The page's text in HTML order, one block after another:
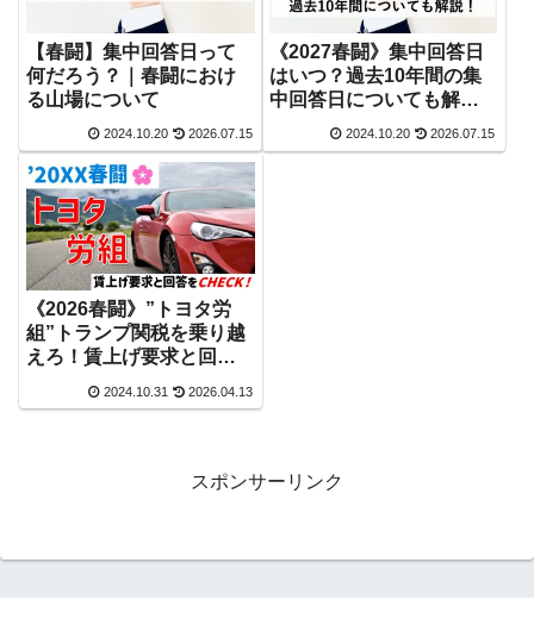
【春闘】集中回答日って
何だろう？｜春闘におけ
る山場について
2024.10.20 2026.07.15
《2027春闘》集中回答日
はいつ？過去10年間の集
中回答日についても解
2024.10.20 2026.07.15
《2026春闘》”トヨタ労
組”トランプ関税を乗り越
えろ！賃上げ要求と回答
2024.10.31 2026.04.13
スポンサーリンク